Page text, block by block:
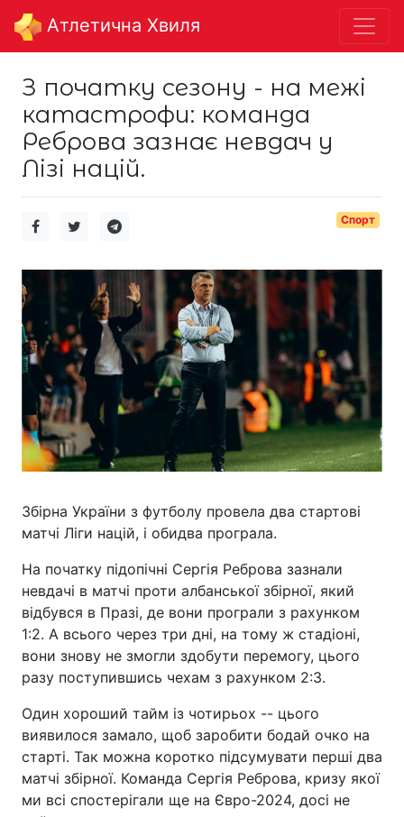
Aтлетична Хвиля
З початку сезону - на межі
катастрофи: команда
Реброва зазнає невдач у
Лізі націй.
Спорт
Збірна України з футболу провела два стартові
матчі Ліги націй, і обидва програла.
На початку підопічні Сергія Реброва зазнали
невдачі в матчі проти албанської збірної, який
відбувся в Празі, де вони програли з рахунком
1:2. А всього через три дні, на тому ж стадіоні,
вони знову не змогли здобути перемогу, цього
разу поступившись чехам з рахунком 2:3.
Один хороший тайм із чотирьох -- цього
виявилося замало, щоб заробити бодай очко на
старті. Так можна коротко підсумувати перші два
матчі збірної. Команда Сергія Реброва, кризу якої
ми всі спостерігали ще на Євро-2024, досі не